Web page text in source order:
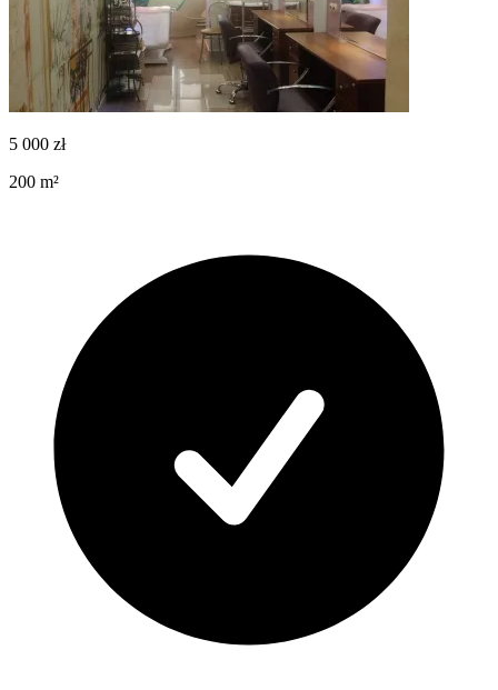
5 000 zł
200 m²